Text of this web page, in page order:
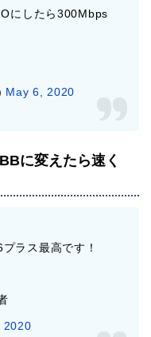
にしたら300Mbps
May 6, 2020
に変えたら速く
ラス最高です！
2020